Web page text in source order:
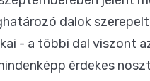
dalok
- a többi dal viszont
érdekes